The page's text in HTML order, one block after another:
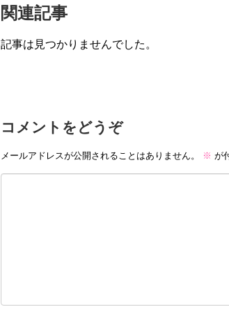
関連記事
記事は見つかりませんでした。
コメントをどうぞ
メールアドレスが公開されることはありません。 ※ が